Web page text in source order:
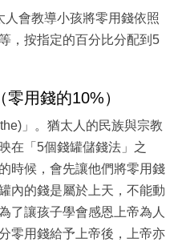
會教導小孩將零用錢依照
，按指定的百分比分配到5
用錢的10%）
」。猶太人的民族與宗教
在「5個錢罐儲錢法」之
時候，會先讓他們將零用錢
內的錢是屬於上天，不能動
了讓孩子學會感恩上帝為人
零用錢給予上帝後，上帝亦